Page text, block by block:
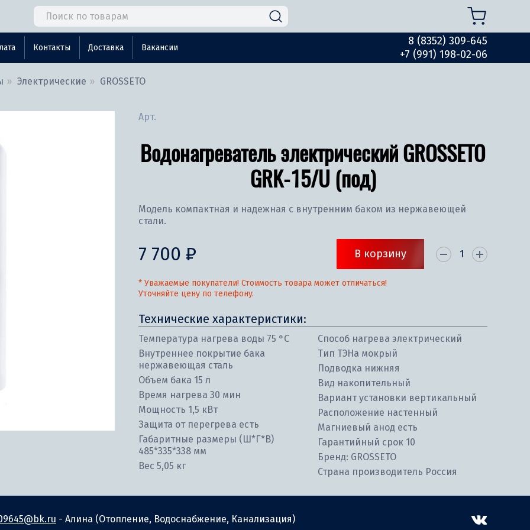
Контакты Доставка Вакансии
8 (8352) 309-645
+7 (991) 198-02-06
Электрические GROSSETO
Арт.
Водонагреватель электрический GROSSETO
GRK-15/U (под)
Модель компактная и надежная с внутренним баком из нержавеющей
стали.
7 700 ₽ В корзину
* Уважаемые покупатели! Стоимость товара может отличаться!
Уточняйте цену по телефону.
Технические характеристики:
Температура нагрева воды 75 °С
Внутреннее покрытие бака
нержавеющая сталь
Объем бака 15 л
Время нагрева 30 мин
Мощность 1,5 кВт
Защита от перегрева есть
Габаритные размеры (Ш*Г*В)
485*335*338 мм
Вес 5,05 кг
Способ нагрева электрический
Тип ТЭНа мокрый
Подводка нижняя
Вид накопительный
Вариант установки вертикальный
Расположение настенный
Магниевый анод есть
Гарантийный срок 10
Бренд: GROSSETO
Страна производитель Россия
- Алина (Отопление, Водоснабжение, Канализация)